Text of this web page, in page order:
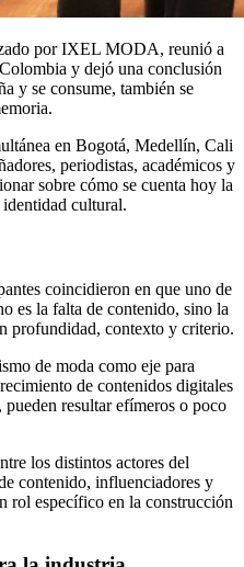
porIXEL MODA, reunió a
y dejó una conclusión
y se consume, también se
en Bogotá, Medellín, Cali
periodistas, académicos y
sobre cómo se cuenta hoy la
cultural.
coincidieron en que uno de
es la falta de contenido, sino la
profundidad, contexto y criterio.
de moda como eje para
de contenidos digitales
resultar efímeros o poco
los distintos actores del
contenido, influenciadores y
rol específico en la construcción